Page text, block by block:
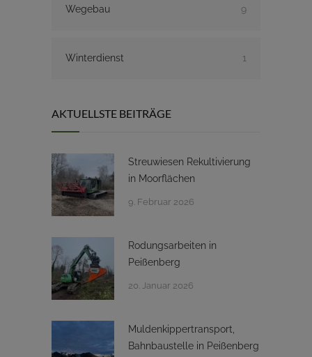
Wegebau 9
Winterdienst 1
AKTUELLSTE BEITRÄGE
Streuwiesen Rekultivierung
in Moorflächen
9. Februar 2026
Rodungsarbeiten in
Peißenberg
20. Januar 2026
Muldenkippertransport,
Bahnbaustelle in Peißenberg